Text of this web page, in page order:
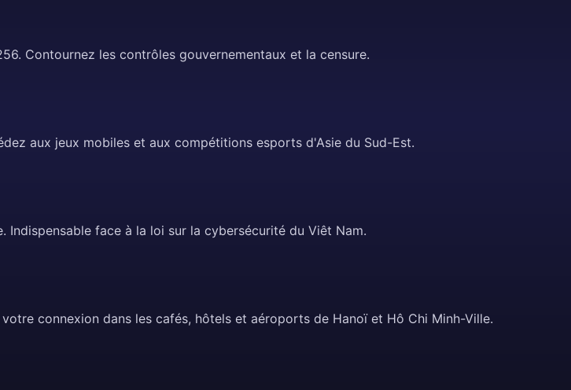
Contournez les contrôles gouvernementaux et la censure.
aux jeux mobiles et aux compétitions esports d'Asie du Sud-Est.
face à la loi sur la cybersécurité du Viêt Nam.
connexion dans les cafés, hôtels et aéroports de Hanoï et Hô Chi Minh-Ville.